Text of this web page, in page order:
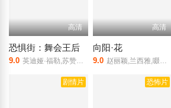
高清
恐惧街：舞会王后
9.0 英迪娅·福勒,苏赞娜·桑,菲娜·斯特拉扎,克里斯·克莱因,大卫·伊亚科诺
高清
向阳·花
9.0 赵丽颖,兰西雅,啜妮,王菊,程潇
剧情片 恐怖片